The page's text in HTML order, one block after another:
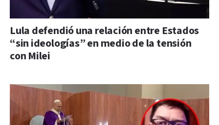
Lula defendió una relación entre Estados
“sin ideologías” en medio de la tensión
con Milei